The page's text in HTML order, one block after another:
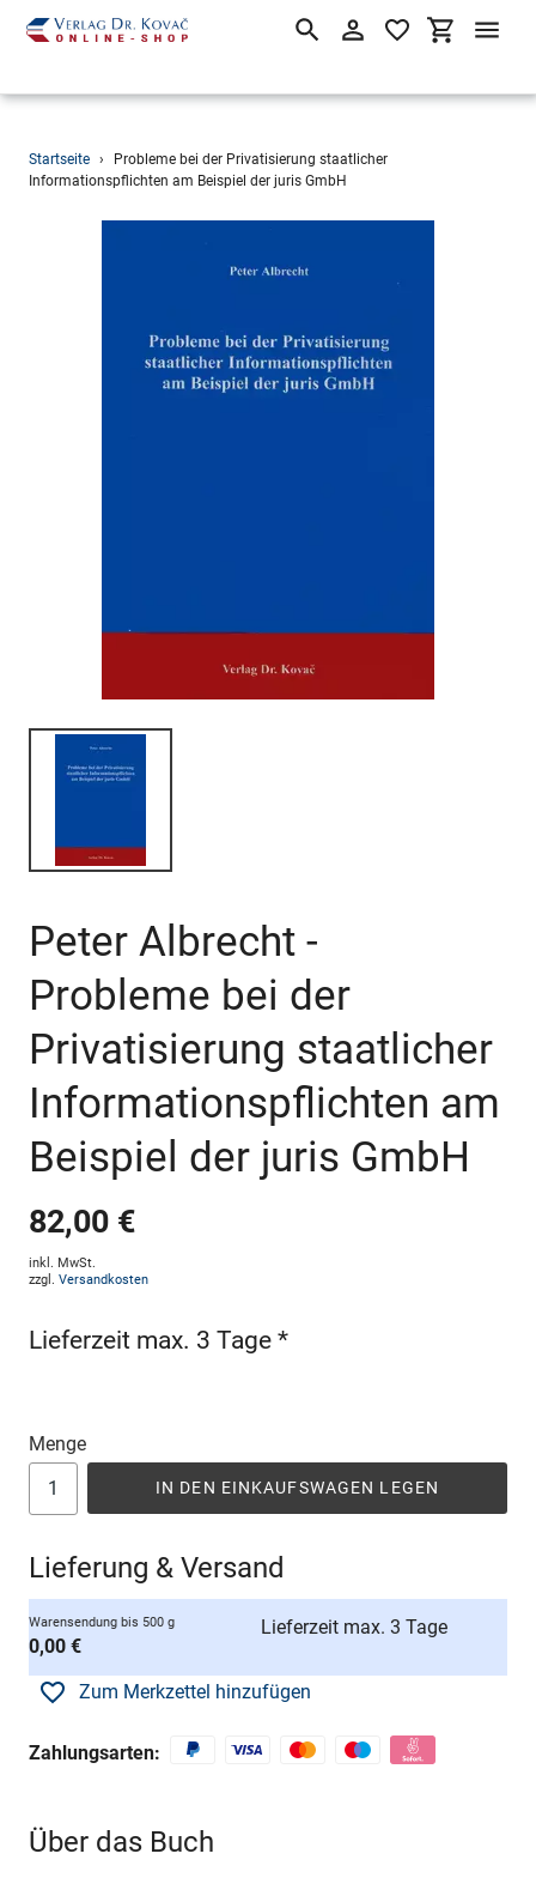
Direkt
zum
SuchenEinloggen
Startseite ›
Probleme bei der Privatisierung staatlicher
Informationspflichten am Beispiel der juris GmbH
Peter Albrecht -
Probleme bei der
Privatisierung staatlicher
Informationspflichten am
Beispiel der juris GmbH
82,00 €
inkl. MwSt.
zzgl. Versandkosten
Lieferzeit max. 3 Tage *
Menge
IN DEN EINKAUFSWAGEN LEGEN
Lieferung & Versand
Warensendung bis 500 g
0,00 €
Lieferzeit max. 3 Tage
Zum Merkzettel hinzufügen
Zahlungsarten:
Über das Buch